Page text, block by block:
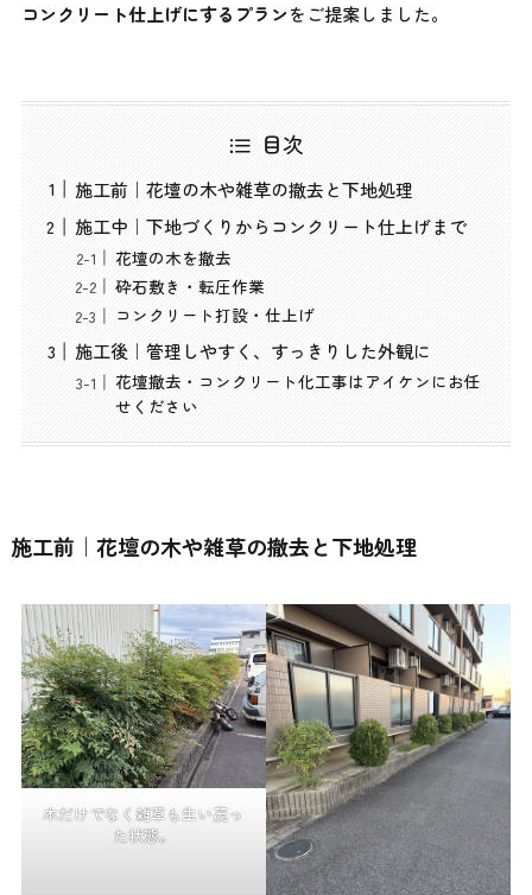
コンクリート仕上げにするプランをご提案しました。
目次
施工前｜花壇の木や雑草の撤去と下地処理
施工中｜下地づくりからコンクリート仕上げまで
花壇の木を撤去
砕石敷き・転圧作業
コンクリート打設・仕上げ
施工後｜管理しやすく、すっきりした外観に
花壇撤去・コンクリート化工事はアイケンにお任
せください
施工前｜花壇の木や雑草の撤去と下地処理
木だけでなく雑草も生い茂っ
た状態。